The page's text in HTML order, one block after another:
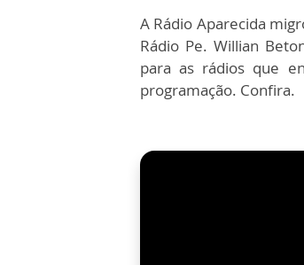
A Rádio Aparecida
Rádio Pe. Willian
para as rádios que
programação. Confira.